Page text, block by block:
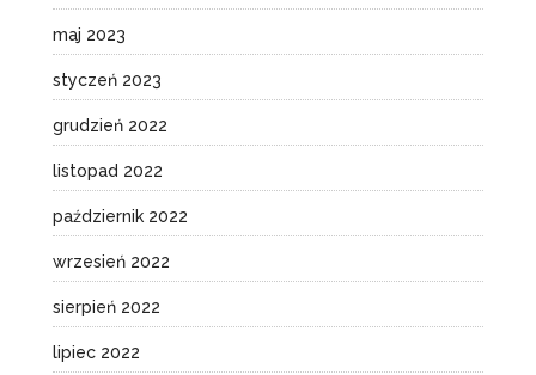
maj 2023
styczeń 2023
grudzień 2022
listopad 2022
październik 2022
wrzesień 2022
sierpień 2022
lipiec 2022